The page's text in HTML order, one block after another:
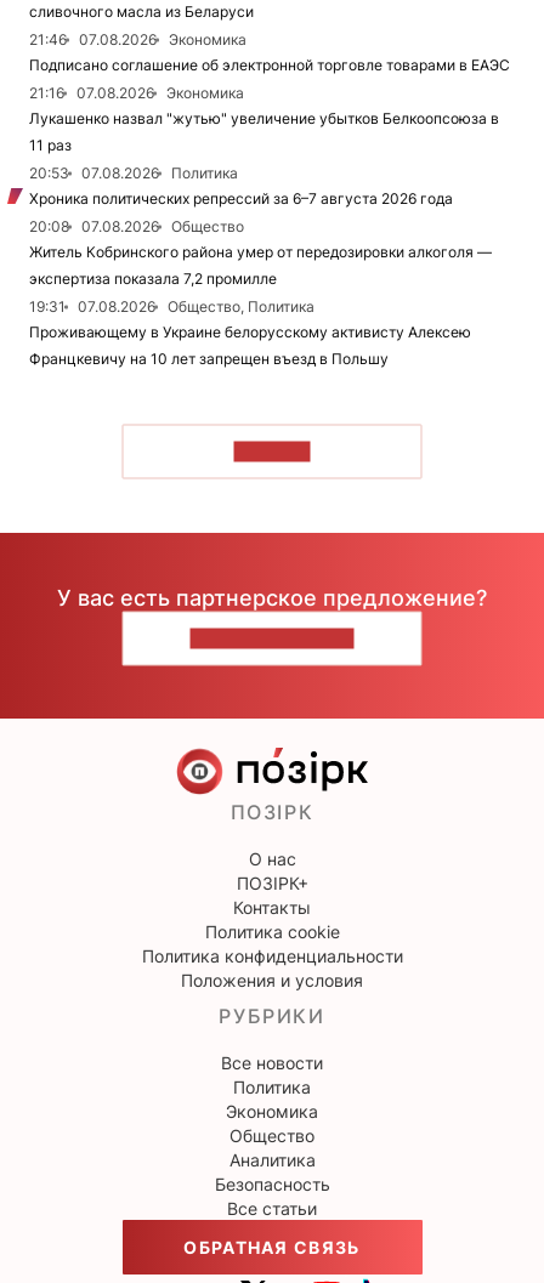
сливочного масла из Беларуси
21:46
07.08.2026
Экономика
Подписано соглашение об электронной торговле товарами в ЕАЭС
21:16
07.08.2026
Экономика
Лукашенко назвал "жутью" увеличение убытков Белкоопсоюза в
11 раз
20:53
07.08.2026
Политика
Хроника политических репрессий за 6–7 августа 2026 года
20:08
07.08.2026
Общество
Житель Кобринского района умер от передозировки алкоголя —
экспертиза показала 7,2 промилле
19:31
07.08.2026
Общество, Политика
Проживающему в Украине белорусскому активисту Алексею
Францкевичу на 10 лет запрещен въезд в Польшу
У вас есть партнерское предложение?
ПОЗІРК
О нас
ПОЗІРК+
Контакты
Политика cookie
Политика конфиденциальности
Положения и условия
РУБРИКИ
Все новости
Политика
Экономика
Общество
Аналитика
Безопасность
Все статьи
ОБРАТНАЯ СВЯЗЬ